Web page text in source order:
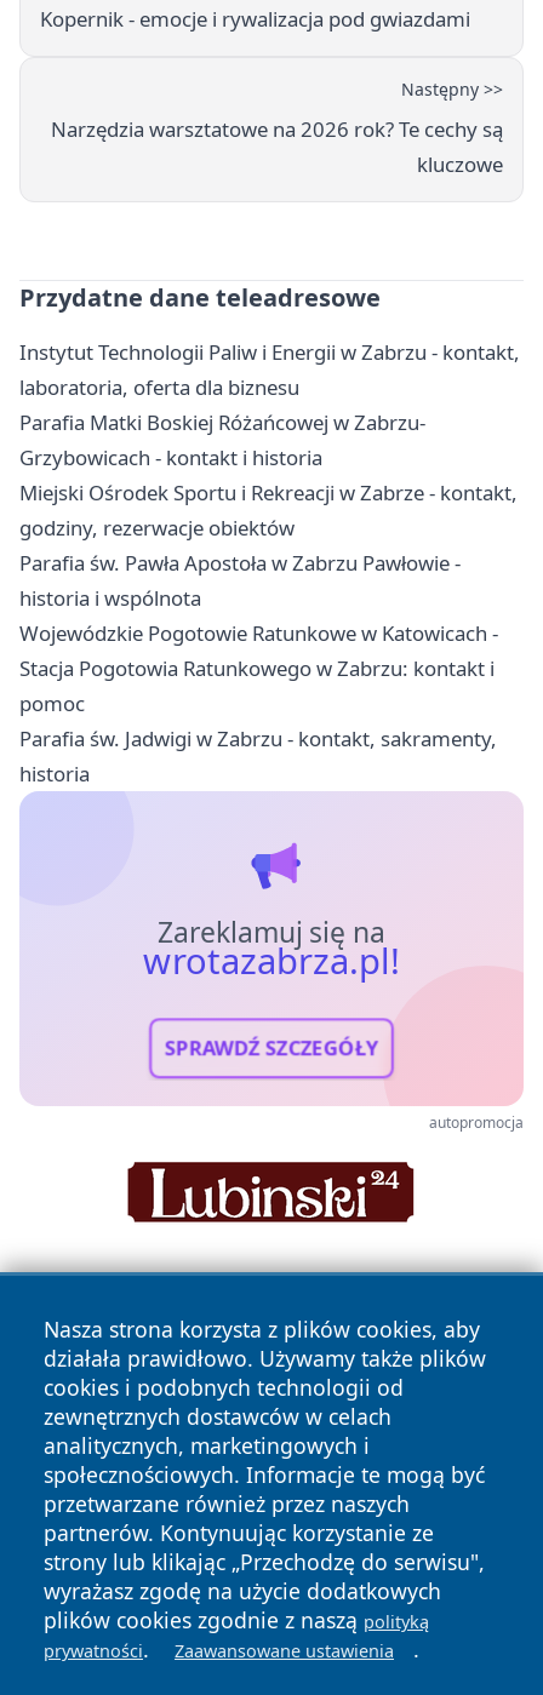
Kopernik - emocje i rywalizacja pod gwiazdami
Następny >>
Narzędzia warsztatowe na 2026 rok? Te cechy są
kluczowe
Przydatne dane teleadresowe
Instytut Technologii Paliw i Energii w Zabrzu - kontakt,
laboratoria, oferta dla biznesu
Parafia Matki Boskiej Różańcowej w Zabrzu-
Grzybowicach - kontakt i historia
Miejski Ośrodek Sportu i Rekreacji w Zabrze - kontakt,
godziny, rezerwacje obiektów
Parafia św. Pawła Apostoła w Zabrzu Pawłowie -
historia i wspólnota
Wojewódzkie Pogotowie Ratunkowe w Katowicach -
Stacja Pogotowia Ratunkowego w Zabrzu: kontakt i
pomoc
Parafia św. Jadwigi w Zabrzu - kontakt, sakramenty,
historia
Zareklamuj się na
wrotazabrza.pl!
SPRAWDŹ SZCZEGÓŁY
autopromocja
Nasza strona korzysta z plików cookies, aby
działała prawidłowo. Używamy także plików
cookies i podobnych technologii od
zewnętrznych dostawców w celach
analitycznych, marketingowych i
społecznościowych. Informacje te mogą być
przetwarzane również przez naszych
partnerów. Kontynuując korzystanie ze
strony lub klikając „Przechodzę do serwisu",
wyrażasz zgodę na użycie dodatkowych
plików cookies zgodnie z naszą polityką
prywatności. Zaawansowane ustawienia .
Copyright © 2026 wrotazabrza.pl Wszystkie prawa
zastrzeżone.
News Autorzy
Polityka
Prywatności
Polityka
Cookies